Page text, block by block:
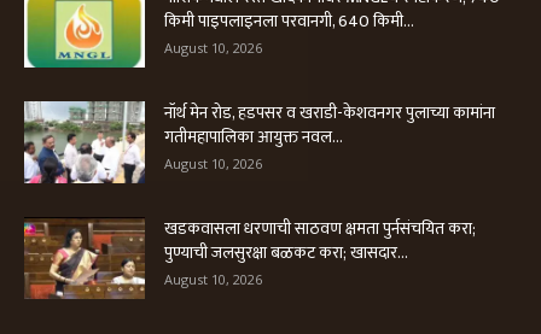
किमी पाइपलाइनला परवानगी, 640 किमी...
August 10, 2026
नॉर्थ मेन रोड, हडपसर व खराडी-केशवनगर पुलाच्या कामांना
गतीमहापालिका आयुक्त नवल...
August 10, 2026
खडकवासला धरणाची साठवण क्षमता पुर्नसंचयित करा;
पुण्याची जलसुरक्षा बळकट करा; खासदार...
August 10, 2026